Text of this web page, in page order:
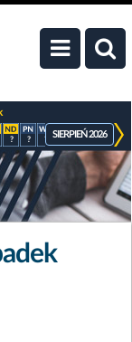
? ? ? ? ? ?
SIERPIEŃ 2026